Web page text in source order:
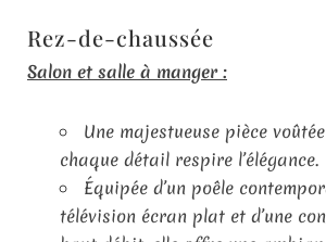
Rez-de-chaussée
Salon et salle à manger :
Une majestueuse pièce
chaque détail respire l’élégance.
Équipée d’un poêle
télévision écran plat et d’une